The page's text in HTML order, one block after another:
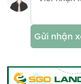
Gửi nhận